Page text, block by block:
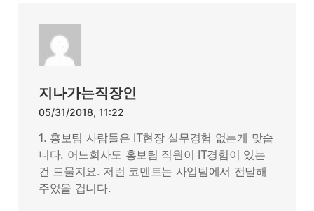
지나가는직장인
05/31/2018, 11:22
1. 홍보팀 사람들은 IT현장 실무경험 없는게 맞습
니다. 어느회사도 홍보팀 직원이 IT경험이 있는
건 드물지요. 저런 코멘트는 사업팀에서 전달해
주었을 겁니다.